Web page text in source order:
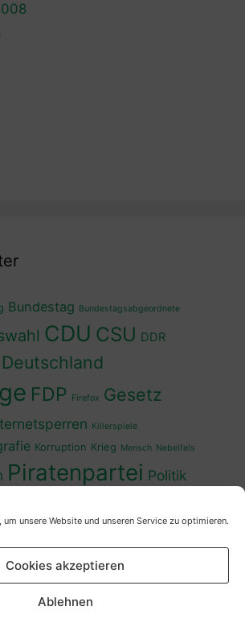
unsere Website und unseren Service zu optimieren.
Cookies akzeptieren
Ablehnen
Bundestag Bundestagsabgeordnete
CDU CSU DDR
Deutschland
FDP Firefox Gesetz
Killerspiele
Korruption Krieg Mensch Nebelfels
Piratenpartei Politik
Wahlprogramm Wähler
Zensursula Überwachung